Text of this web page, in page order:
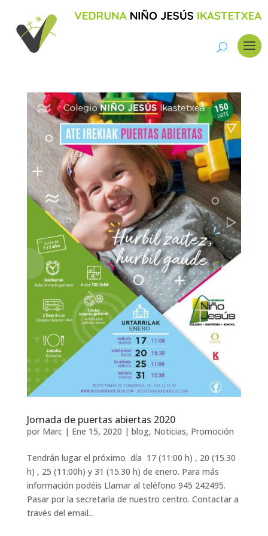
Jornada de puertas abiertas 2020
por Marc| Ene 15, 2020 | blog, Noticias, Promoción
Tendrán lugar el próximo día 17 (11:00 h) , 20 (15.30
h) , 25 (11:00h) y 31 (15.30 h) de enero. Para más
información podéis Llamar al teléfono 945 242495.
Pasar por la secretaría de nuestro centro. Contactar a
través del email...